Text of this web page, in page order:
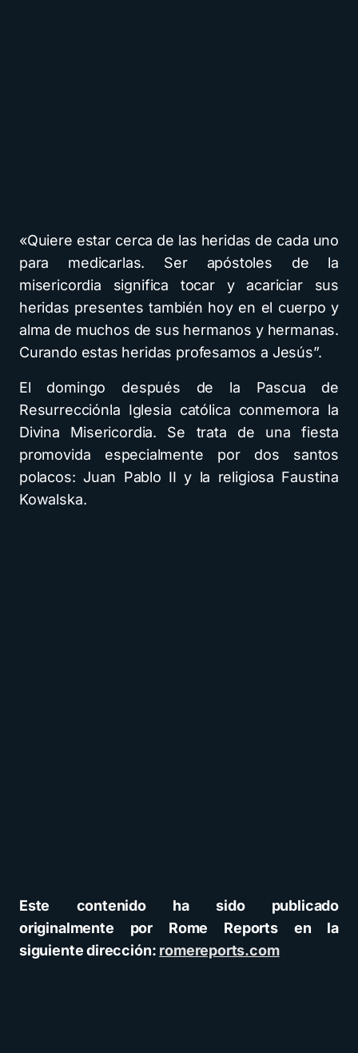
«Quiere estar cerca de las heridas de cada uno
para medicarlas. Ser apóstoles de la
misericordia significa tocar y acariciar sus
heridas presentes también hoy en el cuerpo y
alma de muchos de sus hermanos y hermanas.
Curando estas heridas profesamos a Jesús”.
El domingo después de la Pascua de
Resurrecciónla Iglesia católica conmemora la
Divina Misericordia. Se trata de una fiesta
promovida especialmente por dos santos
polacos: Juan Pablo II y la religiosa Faustina
Kowalska.
Este contenido ha sido publicado
originalmente por Rome Reports en la
siguiente dirección: romereports.com